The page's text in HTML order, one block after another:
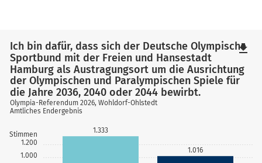
1.000
1.200
Stimmen 1.333
1.016
Ich bin dafür, dass sich der Deutsche Olympische
Sportbund mit der Freien und Hansestadt
Hamburg als Austragungsort um die Ausrichtung
der Olympischen und Paralympischen Spiele für
die Jahre 2036, 2040 oder 2044 bewirbt.
Olympia-Referendum 2026, Wohldorf-Ohlstedt
Amtliches Endergebnis
file_download